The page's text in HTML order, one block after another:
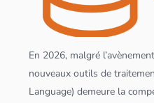
En 2026, malgré
nouveaux outils de
Language) demeure la